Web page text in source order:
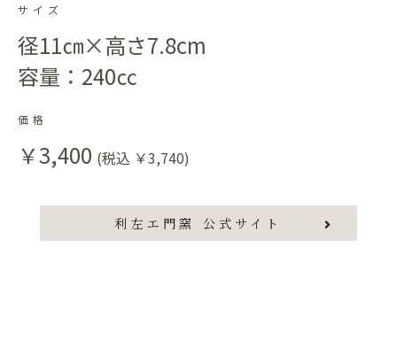
サイズ
径11㎝×高さ7.8cm
容量：240㏄
価格
￥3,400 (税込 ￥3,740)
利左エ門窯 公式サイト